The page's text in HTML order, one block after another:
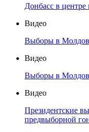
Донбасс в
Видео
Выборы в
Видео
Выборы в
Видео
Президентские
предвыборной